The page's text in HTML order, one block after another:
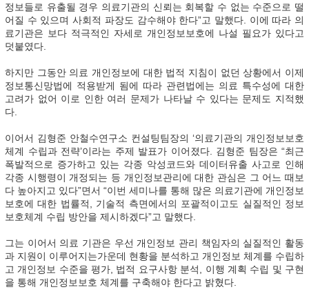
정보들로 유출될 경우 의료기관의 신뢰는 회복할 수 없는 수준으로 떨
어질 수 있으며 사회적 파장도 감수해야 한다”고 말했다. 이에 따라 의
료기관은 보다 적극적인 자세로 개인정보보호에 나설 필요가 있다고
덧붙였다.
하지만 그동안 의료 개인정보에 대한 법적 지침이 없던 상황에서 이제
정보통신망법에 적용받게 됨에 따라 관련법에는 의료 특수성에 대한
고려가 없어 이로 인한 여러 문제가 나타날 수 있다는 문제도 지적했
다.
이어서 김형준 안철수연구소 컨설팅팀장의 ‘의료기관의 개인정보보호
체계 수립과 전략’이라는 주제 발표가 이어졌다. 김형준 팀장은 “최근
폭발적으로 증가하고 있는 각종 악성코드와 데이터유출 사고로 인해
각종 시행령이 개정되는 등 개인정보관리에 대한 관심은 그 어느 때보
다 높아지고 있다”면서 “이번 세미나를 통해 많은 의료기관에 개인정보
보호에 대한 법률적, 기술적 측면에서의 포괄적이고도 실질적인 정보
보호체계 수립 방안을 제시하겠다”고 말했다.
그는 이어서 의료 기관은 우선 개인정보 관리 책임자의 실질적인 활동
과 지원이 이루어지는가운데 현황을 분석하고 개인정보 체계를 수립하
고 개인정보 수준을 평가, 법적 요구사항 분석, 이행 계획 수립 및 구현
을 통해 개인정보보호 체계를 구축해야 한다고 밝혔다.